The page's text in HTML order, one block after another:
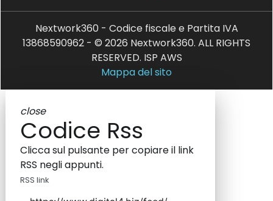
Nextwork360 - Codice fiscale e Partita IVA
13868590962 - © 2026 Nextwork360. ALL RIGHTS
RESERVED. ISP AWS
Mappa del sito
close
Codice Rss
Clicca sul pulsante per copiare il link
RSS negli appunti.
RSS link